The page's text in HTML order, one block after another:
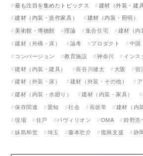
最も注目を集めたトピックス
建材（外装・建具
建材（内装・造作家具）
建材（内装・照明）
美術館・博物館
理論 集合住宅
建材（内
建材（外構・床）
論考 プロダクト 中国
コンバージョン
教育施設 神奈川
インス
建材（内装・建具）
長谷川健太 大阪 宿
建材（外装・床）
建材（外装・その他）
建材（内装・水廻り）
建材（内装・家具）
保存関連
愛知 社会 長坂常 建材（内
現場
住戸 パヴィリオン OMA 鈴野浩
妹島和世
埼玉 藤本壮介 復興支援 静